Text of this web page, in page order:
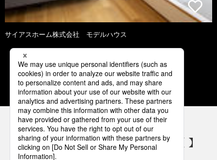
サイアスホーム株式会社 モデルハウス
1 2 3 4 5
パナソニックの電気設備 SNSアカウント